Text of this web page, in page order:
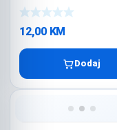
12,00 KM
Dodaj